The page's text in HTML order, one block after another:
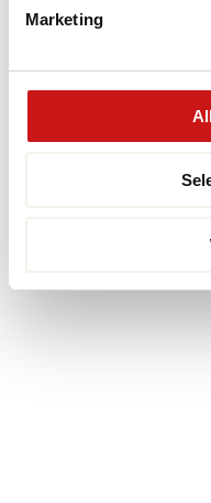
Marketing